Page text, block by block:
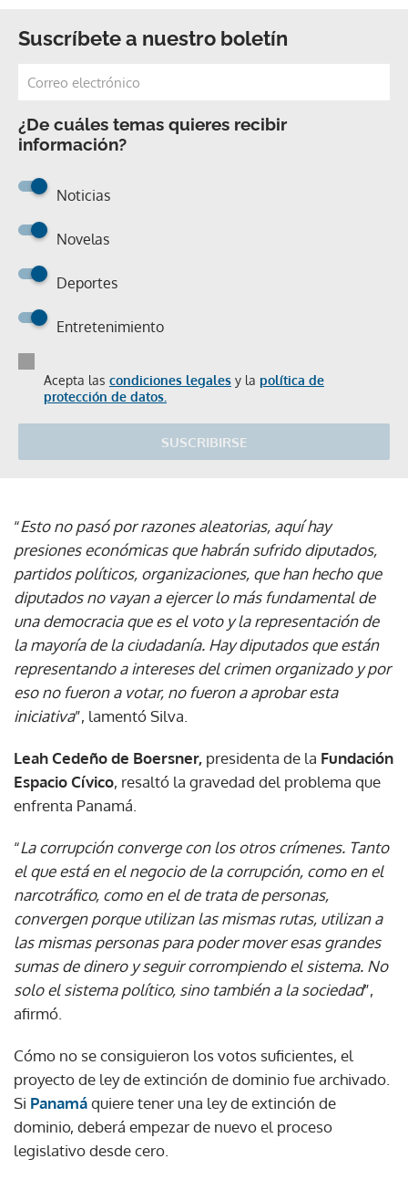
Suscríbete a nuestro boletín
¿De cuáles temas quieres recibir
información?
Noticias
Novelas
Deportes
Entretenimiento
Acepta las condiciones legales y la política de
protección de datos.
SUSCRIBIRSE
“Esto no pasó por razones aleatorias, aquí hay
presiones económicas que habrán sufrido diputados,
partidos políticos, organizaciones, que han hecho que
diputados no vayan a ejercer lo más fundamental de
una democracia que es el voto y la representación de
la mayoría de la ciudadanía. Hay diputados que están
representando a intereses del crimen organizado y por
eso no fueron a votar, no fueron a aprobar esta
iniciativa”, lamentó Silva.
Leah Cedeño de Boersner, presidenta de la Fundación
Espacio Cívico, resaltó la gravedad del problema que
enfrenta Panamá.
“La corrupción converge con los otros crímenes. Tanto
el que está en el negocio de la corrupción, como en el
narcotráfico, como en el de trata de personas,
convergen porque utilizan las mismas rutas, utilizan a
las mismas personas para poder mover esas grandes
sumas de dinero y seguir corrompiendo el sistema. No
solo el sistema político, sino también a la sociedad”,
afirmó.
Cómo no se consiguieron los votos suficientes, el
proyecto de ley de extinción de dominio fue archivado.
Si Panamáquiere tener una ley de extinción de
dominio, deberá empezar de nuevo el proceso
legislativo desde cero.